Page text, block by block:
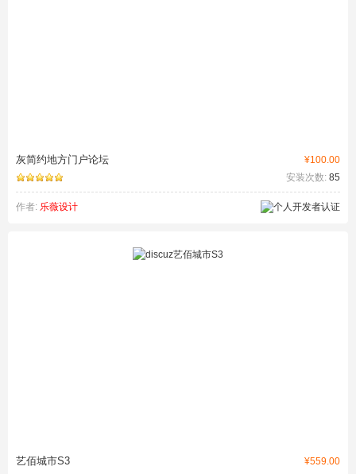
¥100.00
灰简约地方门户论坛
安装次数: 85
作者: 乐薇设计
¥559.00
艺佰城市S3